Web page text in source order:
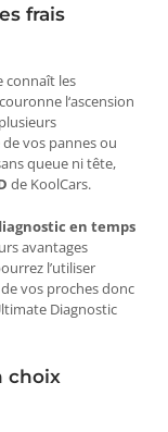
frais
connaît les
l‘ascension
vos pannes ou
queue ni tête,
de KoolCars.
en temps
avantages
l’utiliser
vos proches donc
Diagnostic
choix